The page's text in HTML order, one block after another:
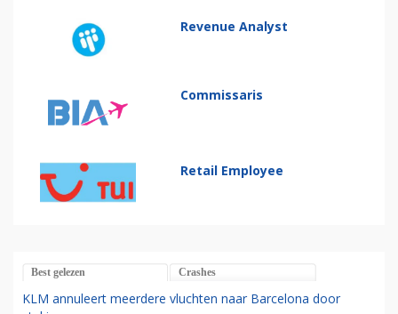
Revenue Analyst
Commissaris
Retail Employee
Best gelezen Crashes
KLM annuleert meerdere vluchten naar Barcelona door